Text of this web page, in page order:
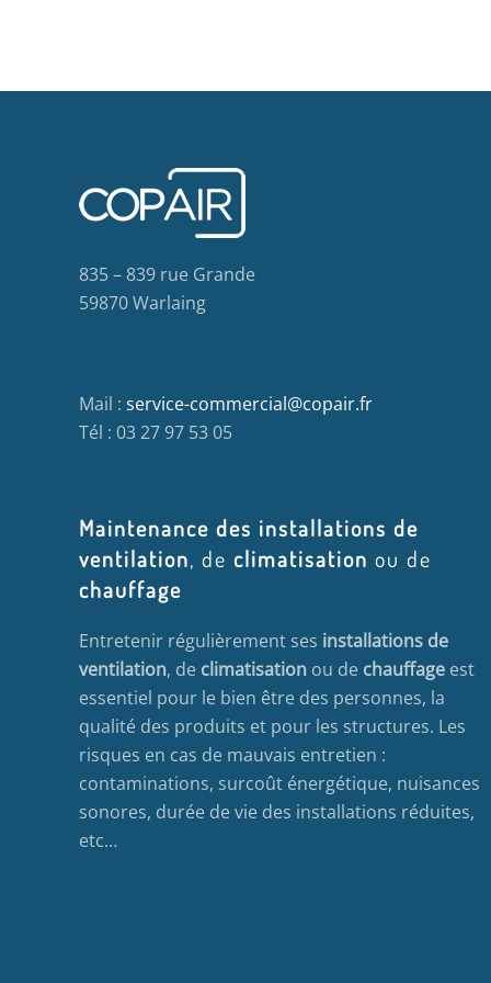
835 – 839 rue Grande
59870 Warlaing
Mail : service-commercial@copair.fr
Tél : 03 27 97 53 05
Maintenance des installations de
ventilation, de climatisation ou de
chauffage
Entretenir régulièrement ses installations de
ventilation, de climatisation ou de chauffage est
essentiel pour le bien être des personnes, la
qualité des produits et pour les structures. Les
risques en cas de mauvais entretien :
contaminations, surcoût énergétique, nuisances
sonores, durée de vie des installations réduites,
etc…